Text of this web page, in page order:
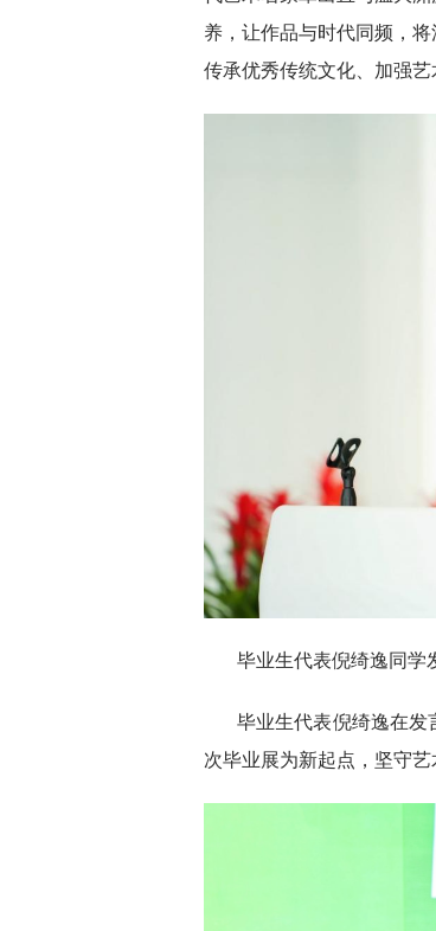
养，让作品与时代同频，
传承优秀传统文化、加强艺
毕业生代表倪绮逸同学
毕业生代表倪绮逸在发
次毕业展为新起点，坚守